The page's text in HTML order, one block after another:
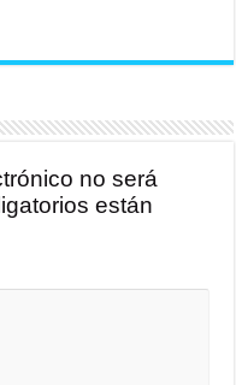
no será
están